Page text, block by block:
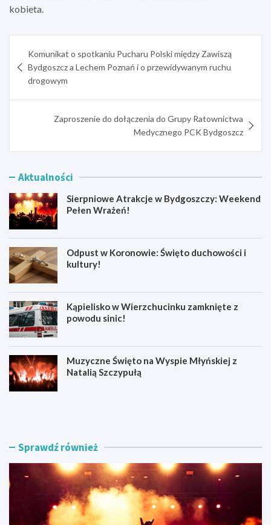
kobieta.
wpisu
Komunikat o spotkaniu Pucharu Polski między Zawiszą
Bydgoszcz a Lechem Poznań i o przewidywanym ruchu
drogowym
Zaproszenie do dołączenia do Grupy Ratownictwa
Medycznego PCK Bydgoszcz
Aktualności
Sierpniowe Atrakcje w Bydgoszczy: Weekend
Pełen Wrażeń!
Odpust w Koronowie: Święto duchowości i
kultury!
Kąpielisko w Wierzchucinku zamknięte z
powodu sinic!
Muzyczne Święto na Wyspie Młyńskiej z
Natalią Szczypułą
S
n
w
e
O
t
o
r
Sprawdź również